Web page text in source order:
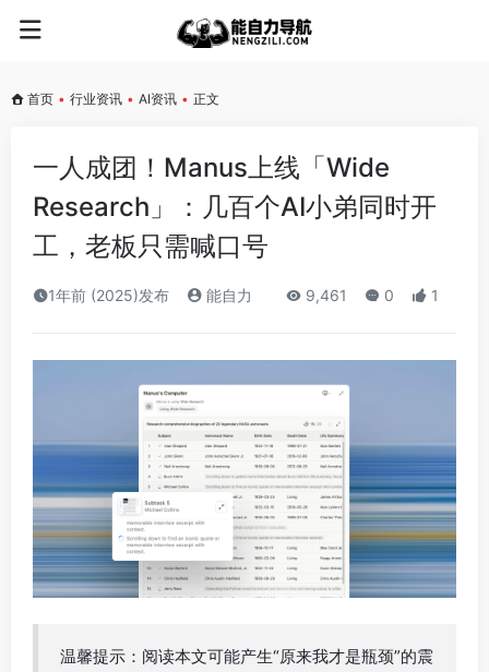
首页 • 行业资讯 • AI资讯 • 正文
一人成团！Manus上线「Wide
Research」：几百个AI小弟同时开
工，老板只需喊口号
1年前 (2025)发布 能自力 9,461 0 1
温馨提示：阅读本文可能产生“原来我才是瓶颈”的震